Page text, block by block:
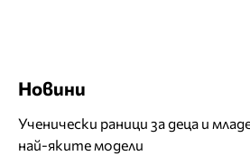
Новини
Ученически раници за деца и
най-яките модели